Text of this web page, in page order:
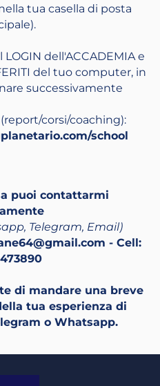
tua casella di posta
dell'ACCADEMIA e
del tuo computer, in
successivamente
corsi/coaching):
school
puoi contattarmi
Telegram, Email)
- Cell:
di mandare una breve
tua esperienza di
o Whatsapp.